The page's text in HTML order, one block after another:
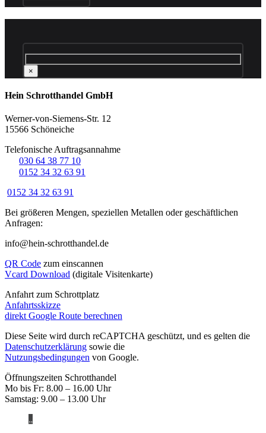
×
Hein Schrotthandel GmbH
Werner-von-Siemens-Str. 12
15566 Schöneiche
Telefonische Auftragsannahme
030 64 38 77 10
0152 34 32 63 91
0152 34 32 63 91
Bei größeren Mengen, speziellen Metallen oder geschäftlichen
Anfragen:
info@hein-schrotthandel.de
QR Code zum einscannen
Vcard Download (digitale Visitenkarte)
Anfahrt zum Schrottplatz
Anfahrtsskizze
direkt Google Route berechnen
Diese Seite wird durch reCAPTCHA geschützt, und es gelten die
Datenschutzerklärung sowie die
Nutzungsbedingungen von Google.
Öffnungszeiten Schrotthandel
Mo bis Fr: 8.00 – 16.00 Uhr
Samstag: 9.00 – 13.00 Uhr